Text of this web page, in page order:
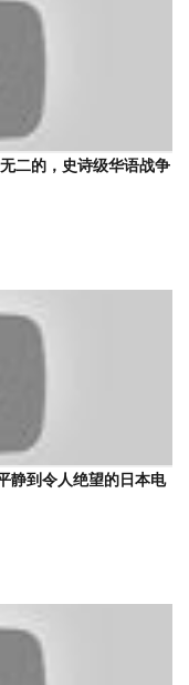
二的，史诗级华语战争
静到令人绝望的日本电